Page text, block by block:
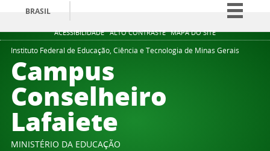
ACESSIBILIDADE ALTO CONTRASTE MAPA DO SITE
BRASIL
Simplifique!
Comunica BR
Instituto Federal de Educação, Ciência e Tecnologia de Minas Gerais
Campus
Conselheiro
Lafaiete
MINISTÉRIO DA EDUCAÇÃO